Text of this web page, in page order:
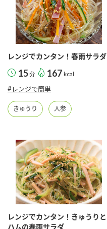
レンジでカンタン！春雨サラダ
15分 167 kcal
#レンジで簡単
きゅうり 人参
レンジでカンタン！きゅうりと
ハムの春雨サラダ